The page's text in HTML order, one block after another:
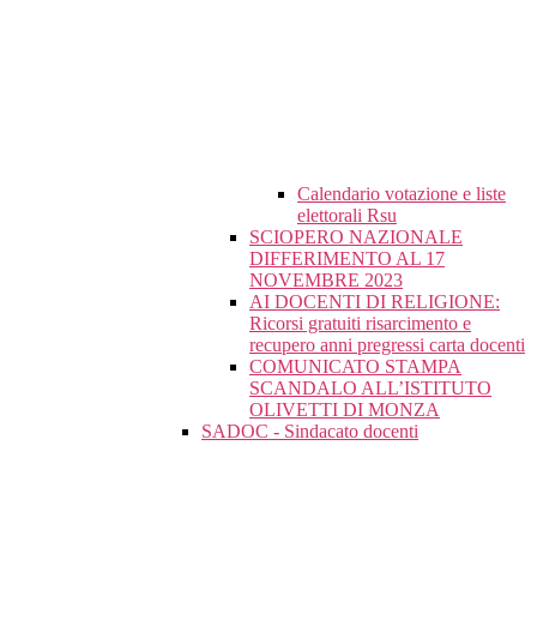
Calendario votazione e liste
elettorali Rsu
SCIOPERO NAZIONALE
DIFFERIMENTO AL 17
NOVEMBRE 2023
AI DOCENTI DI RELIGIONE:
Ricorsi gratuiti risarcimento e
recupero anni pregressi carta docenti
COMUNICATO STAMPA
SCANDALO ALL’ISTITUTO
OLIVETTI DI MONZA
SADOC - Sindacato docenti